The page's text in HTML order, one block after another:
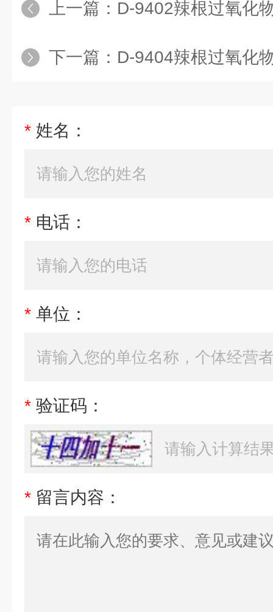
上一篇： D-9402辣根过氧化
下一篇： D-9404辣根过氧化
* 姓名：
* 电话：
* 单位：
* 验证码：
* 留言内容：